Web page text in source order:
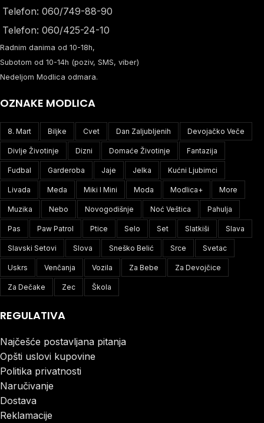
Telefon: 060/749-88-90
Telefon: 060/425-24-10
Radnim danima od 10-18h,
Subotom od 10-14h (poziv, SMS, viber)
Nedeljom Modlica odmara.
OZNAKE MODLICA
8. Mart Biljke Cvet Dan Zaljubljenih Devojačko Veče
Divlje Životinje Dizni Domaće Životinje Fantazija
Fudbal Garderoba Jaje Jelka Kućni Ljubimci
Livada Meda Miki I Mini Moda Modlica+ More
Muzika Nebo Novogodišnje Noć Veštica Pahulja
Pas Paw Patrol Ptice Selo Set Slatkiši Slava
Slavski Setovi Slova Sneško Belić Srce Svetac
Uskrs Venčanja Vozila Za Bebe Za Devojčice
Za Dečake Zec Škola
REGULATIVA
Najčešće postavljana pitanja
Opšti uslovi kupovine
Politika privatnosti
Naručivanje
Dostava
Reklamacije